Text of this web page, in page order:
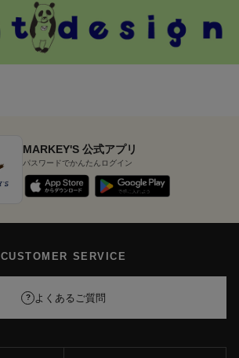
MARKEY'S 公式アプリ
パスワードでかんたんログイン
CUSTOMER SERVICE
? よくあるご質問